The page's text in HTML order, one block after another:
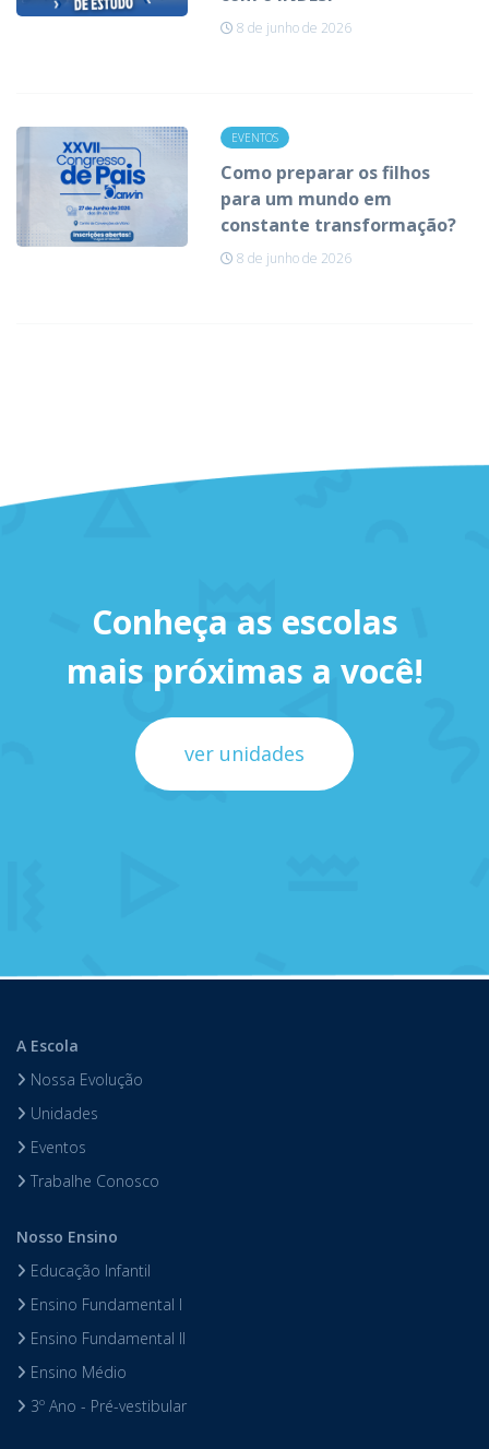
8 de junho de 2026
EVENTOS
Como preparar os filhos
para um mundo em
constante transformação?
8 de junho de 2026
Conheça as escolas
mais próximas a você!
ver unidades
A Escola
Nossa Evolução
Unidades
Eventos
Trabalhe Conosco
Nosso Ensino
Educação Infantil
Ensino Fundamental I
Ensino Fundamental II
Ensino Médio
3º Ano - Pré-vestibular